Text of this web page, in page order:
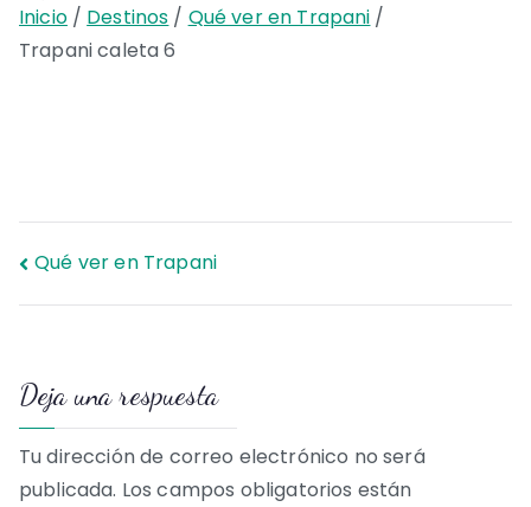
Inicio Destinos
Qué ver en Trapani
Trapani caleta 6
Navegación
entradas
Qué ver en Trapani
Deja una respuesta
Tu dirección de correo electrónico no será
publicada. Los campos obligatorios están